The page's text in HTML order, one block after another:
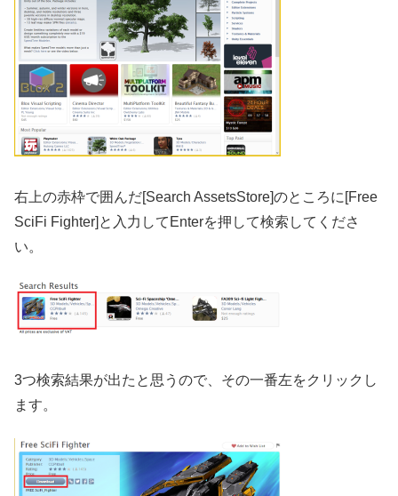
右上の赤枠で囲んだ[Search AssetsStore]のところに[Free
SciFi Fighter]と入力してEnterを押して検索してくださ
い。
3つ検索結果が出たと思うので、その一番左をクリックし
ます。